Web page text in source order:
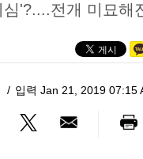
심'?....전개 미묘해
입력 Jan 21, 2019 07:15